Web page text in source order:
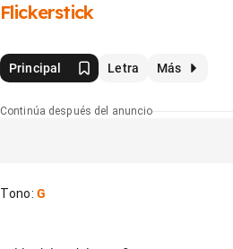
Flickerstick
Principal Letra Más
Continúa después del anuncio
Tono: G